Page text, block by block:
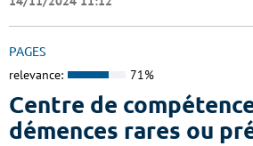
PAGES
relevance: 71%
Centre de
démences rares ou